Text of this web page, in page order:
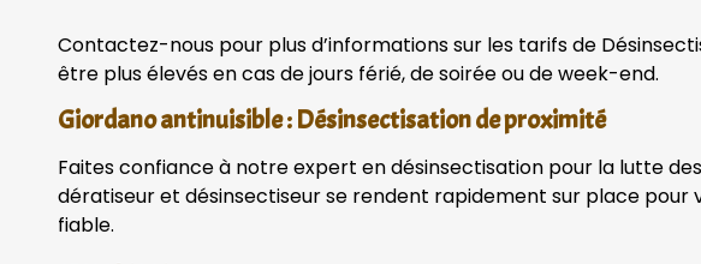
Contactez-nous pour plus d’informations sur les tarifs de
être plus élevés en cas de jours férié, de soirée ou de week-end.
Giordano antinuisible : Désinsectisation de proximité
Faites confiance à notre expert en désinsectisation pour la lutte
dératiseur et désinsectiseur se rendent rapidement sur place pour
fiable.